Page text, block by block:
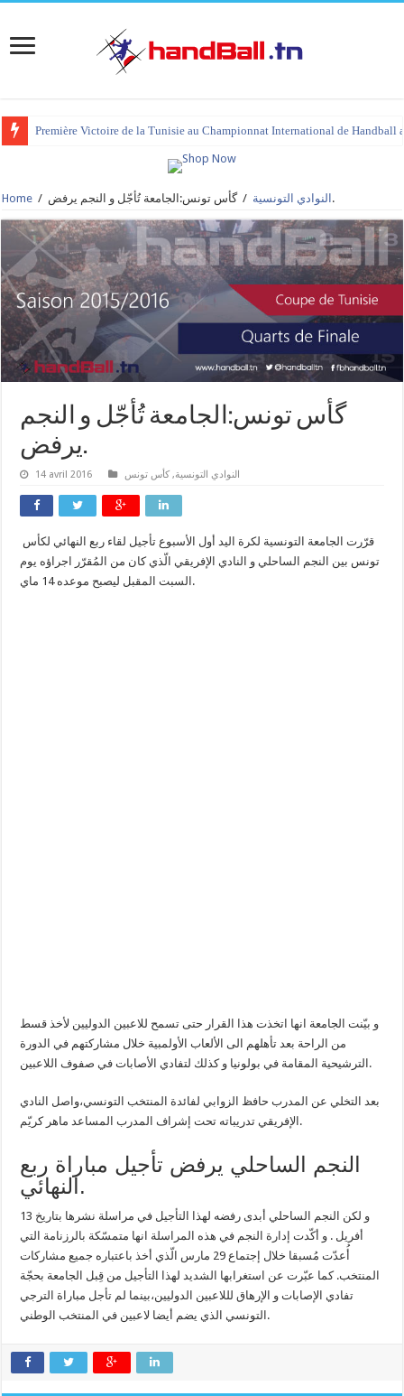
Première Victoire de la Tunisie au Championnat International de Handball
Home / النوادي التونسية / گأس تونس:الجامعة تُأجّل و النجم يرفض.
گأس تونس:الجامعة تُأجّل و النجم
يرفض.
14 avril 2016 النوادي التونسية, كأس تونس
تونس بين النجم الساحلي و النادي الإفريقي الّذي كان من المُقرّر اجراؤه يوم
السبت المقبل ليصبح موعده 14 ماي.
و بيّنت الجامعة انها اتخذت هذا القرار حتى تسمح للاعبين الدوليين لأخذ قسط
من الراحة بعد تأهلهم الى الألعاب الأولمبية خلال مشاركتهم في الدورة
الترشيحية المقامة في بولونيا و كذلك لتفادي الأصابات في صفوف اللاعبين.
بعد التخلي عن المدرب حافظ الزوابي لفائدة المنتخب التونسي،واصل النادي
الإفريقي تدريباته تحت إشراف المدرب المساعد ماهر كريّم.
النجم الساحلي يرفض تأجيل مباراة ربع
النهائي.
و لكن النجم الساحلي أبدى رفضه لهذا التأجيل في مراسلة نشرها بتاريخ 13
أفريل . و أكّدت إدارة النجم في هذه المراسلة انها متمسّكة بالرزنامة التي
أُعدّت مُسبقا خلال إجتماع 29 مارس الّذي أخذ باعتباره جميع مشاركات
المنتخب. كما عبّرت عن استغرابها الشديد لهذا التأجيل من قِبل الجامعة بحجّة
تفادي الإصابات و الإرهاق لللاعبين الدوليين،بينما لم تأجل مباراة الترجي
التونسي الذي يضم أيضا لاعبين في المنتخب الوطني.